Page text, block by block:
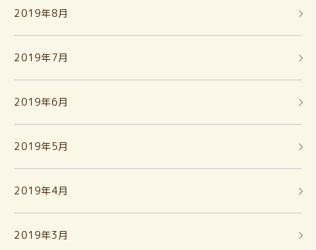
2019年8月
2019年7月
2019年6月
2019年5月
2019年4月
2019年3月